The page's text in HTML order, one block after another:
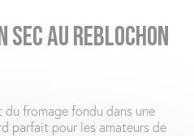
sec au reblochon
fromage fondu dans une
parfait pour les amateurs de